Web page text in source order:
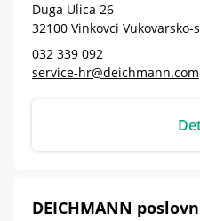
Duga Ulica 26
32100 Vinkovci
032 339 092
service-hr@deichmann.com
DEICHMANN